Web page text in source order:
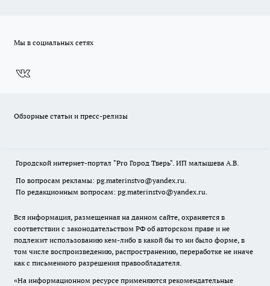
Мы в социальных сетях
Обзорные статьи и пресс-релизы
Городской интернет-портал "Pro Город Тверь". ИП малышева А.В.
По вопросам рекламы: pg.materinstvo@yandex.ru.
По редакционным вопросам: pg.materinstvo@yandex.ru.
Вся информация, размещенная на данном сайте, охраняется в
соответствии с законодательством РФ об авторском праве и не
подлежит использованию кем-либо в какой бы то ни было форме, в
том числе воспроизведению, распространению, переработке не иначе
как с письменного разрешения правообладателя.
«На информационном ресурсе применяются рекомендательные